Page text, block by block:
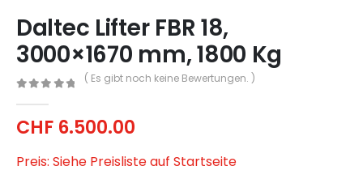
Daltec Lifter FBR 18,
3000×1670 mm, 1800 Kg
( Es gibt noch keine Bewertungen. )
CHF 6.500.00
Preis: Siehe Preisliste auf Startseite